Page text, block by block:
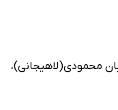
محمودی(لاهیجانی)،